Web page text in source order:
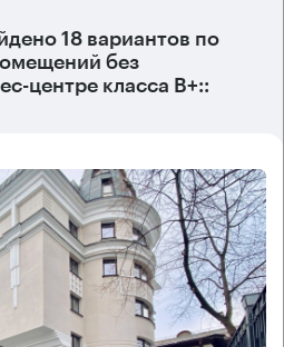
18 вариантов по
без
центре класса B+::